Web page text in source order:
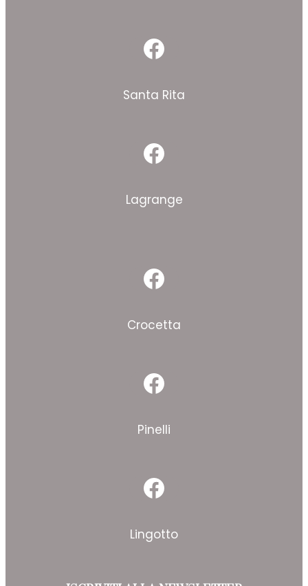
Facebook
Santa Rita
Facebook
Lagrange
Facebook
Crocetta
Facebook
Pinelli
Facebook
Lingotto